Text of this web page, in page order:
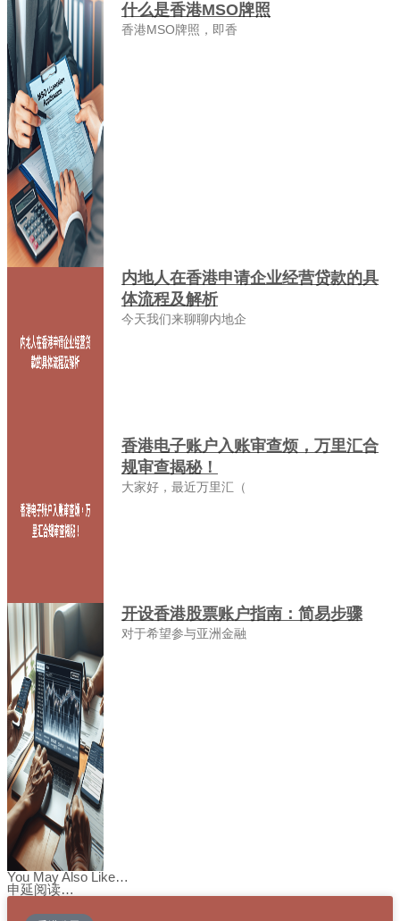
什么是香港MSO牌照
香港MSO牌照，即香
内地人在香港申请企业经营贷款的具
体流程及解析
今天我们来聊聊内地企
香港电子账户入账审查烦，万里汇合
规审查揭秘！
大家好，最近万里汇（
开设香港股票账户指南：简易步骤
对于希望参与亚洲金融
You May Also Like…
申延阅读…